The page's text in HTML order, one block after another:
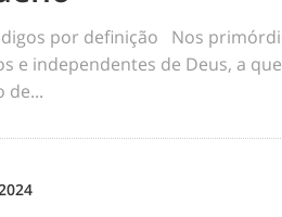
por definição Nos
e independentes de Deus, a
de...